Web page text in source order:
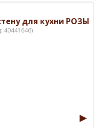
для кухни РОЗЫ
40441646)
►